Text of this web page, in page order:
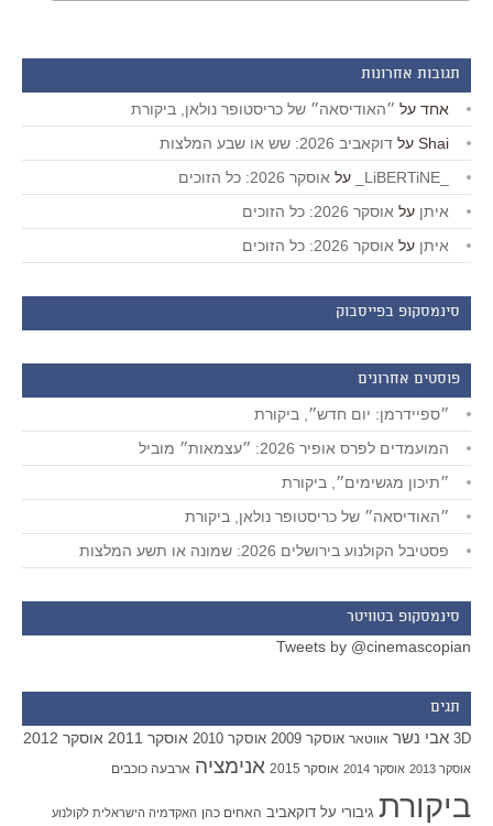
תגובות אחרונות
אחד על ״האודיסאה״ של כריסטופר נולאן, ביקורת
Shai על דוקאביב 2026: שש או שבע המלצות
על אוסקר 2026: כל הזוכים
איתן על אוסקר 2026: כל הזוכים
איתן על אוסקר 2026: כל הזוכים
סינמסקופ בפייסבוק
פוסטים אחרונים
״ספיידרמן: יום חדש״, ביקורת
המועמדים לפרס אופיר 2026: ״עצמאות״ מוביל
״תיכון מגשימים״, ביקורת
״האודיסאה״ של כריסטופר נולאן, ביקורת
פסטיבל הקולנוע בירושלים 2026: שמונה או תשע המלצות
סינמסקופ בטוויטר
Tweets by @cinemascopian
תגים
3D אבי נשר אווטאר אוסקר 2009 אוסקר 2010 אוסקר 2011 אוסקר 2012
אוסקר 2013 אוסקר 2014 אוסקר 2015 אנימציה ארבעה כוכבים
ביקורת גיבורי על דוקאביב האחים כהן האקדמיה הישראלית לקולנוע